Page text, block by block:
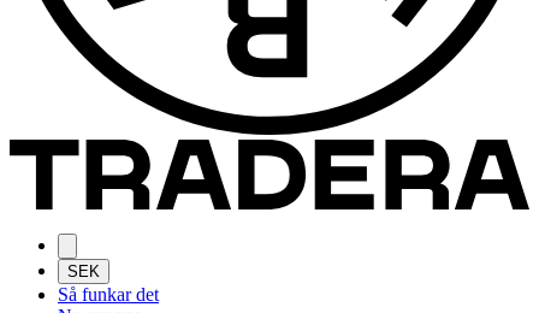
SEK
Så funkar det